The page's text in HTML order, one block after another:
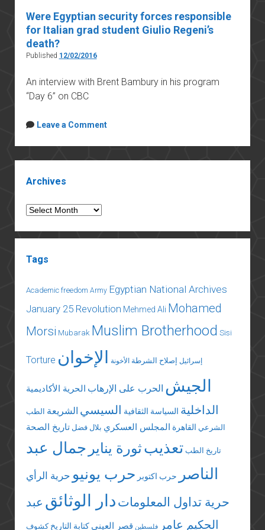
Were Egyptian security forces responsible
for Italian grad student Giulio Regeni’s
death?
Published 12/02/2016
An interview with Brent Bambury in his program
“Day 6” on CBC
Leave a Comment
Archives
Archives
Tags
Academic freedom Army Egyptian National Archives
January 25 Revolution Mehmed Ali Mohamed
Morsi Mubarak Muslim Brotherhood Sisi
Torture إسرائيل إصلاح الشرطة الأخونة الإخوان
الجيش الحرب على الإرهاب الحرية الأكاديمية
الداخلية السياسة الثقافية السيسي الشريعة الطب
الشرعي القاهرة المجلس العسكري بلال فضل تاريخ الصحة
تاريخ الطب تعذيبثورة يناير جمال عبد
الناصر
حرب اكتوبر حرب يونيو حرية الرأي
حرية تداول المعلومات دار الوثائق عبد
الحكيم عامر
فلسطين قصر العيني كتابة التاريخ كشوف